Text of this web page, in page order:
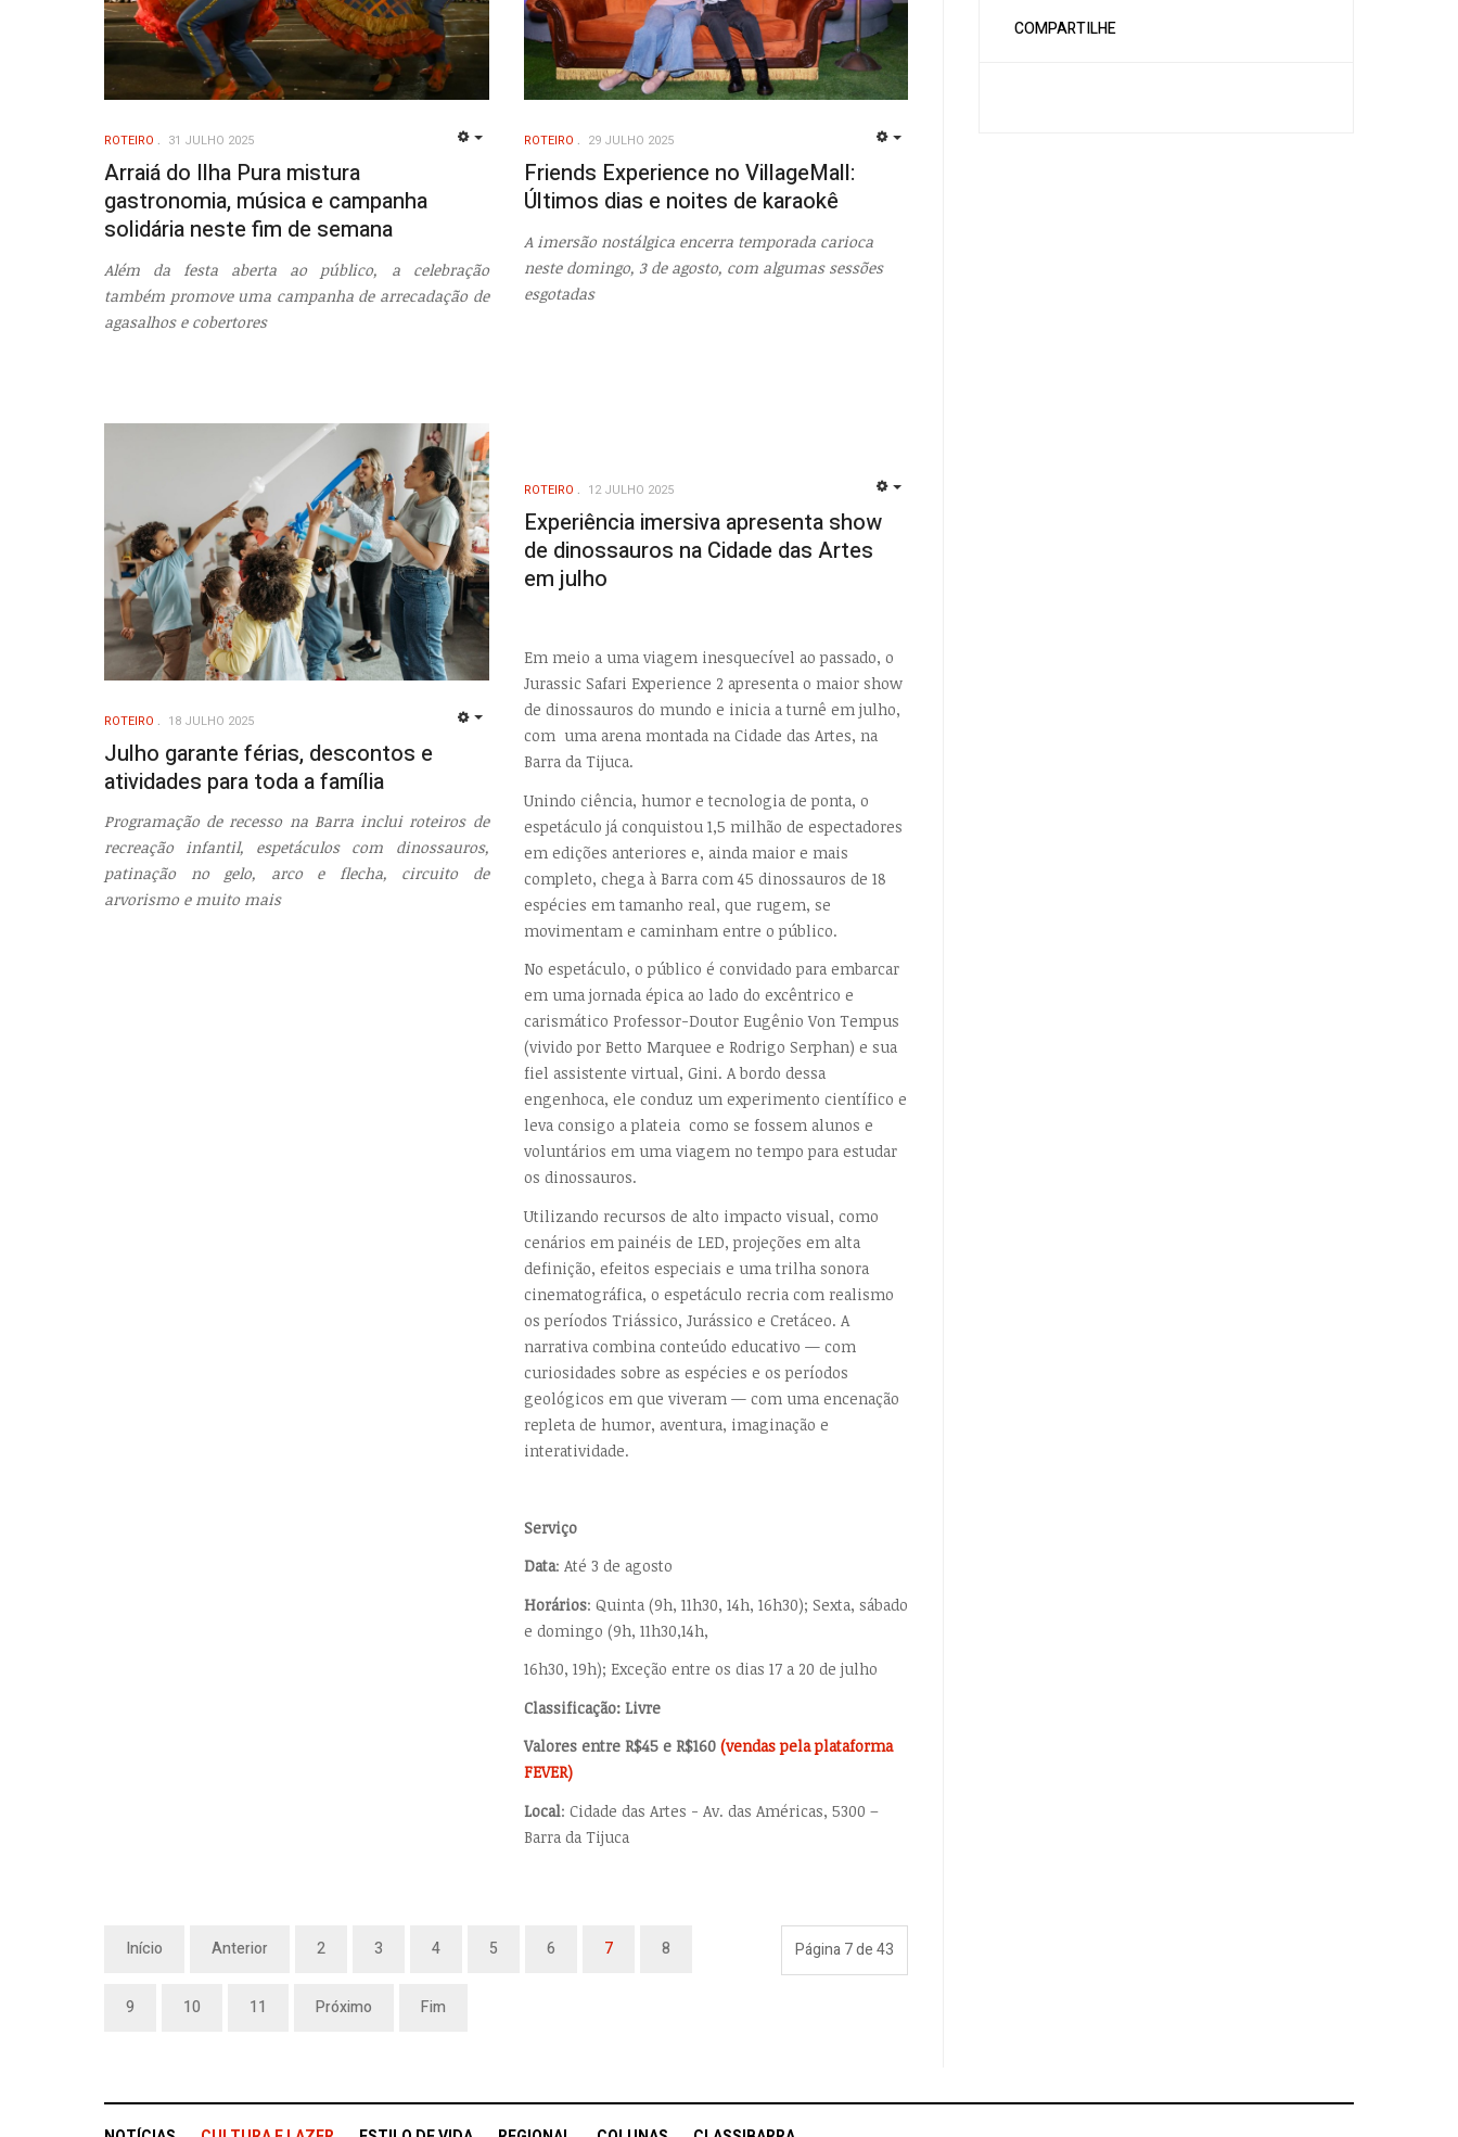
ROTEIRO 31 JULHO 2025
Arraiá do Ilha Pura mistura
gastronomia, música e campanha
solidária neste fim de semana
Além da festa aberta ao público, a celebração
também promove uma campanha de arrecadação de
agasalhos e cobertores
ROTEIRO 29 JULHO 2025
Friends Experience no VillageMall:
Últimos dias e noites de karaokê
A imersão nostálgica encerra temporada carioca
neste domingo, 3 de agosto, com algumas sessões
esgotadas
ROTEIRO 18 JULHO 2025
Julho garante férias, descontos e
atividades para toda a família
Programação de recesso na Barra inclui roteiros de
recreação infantil, espetáculos com dinossauros,
patinação no gelo, arco e flecha, circuito de
arvorismo e muito mais
ROTEIRO 12 JULHO 2025
Experiência imersiva apresenta show
de dinossauros na Cidade das Artes
em julho
Em meio a uma viagem inesquecível ao passado, o
Jurassic Safari Experience 2 apresenta o maior show
de dinossauros do mundo e inicia a turnê em julho,
com uma arena montada na Cidade das Artes, na
Barra da Tijuca.
Unindo ciência, humor e tecnologia de ponta, o
espetáculo já conquistou 1,5 milhão de espectadores
em edições anteriores e, ainda maior e mais
completo, chega à Barra com 45 dinossauros de 18
espécies em tamanho real, que rugem, se
movimentam e caminham entre o público.
No espetáculo, o público é convidado para embarcar
em uma jornada épica ao lado do excêntrico e
carismático Professor-Doutor Eugênio Von Tempus
(vivido por Betto Marquee e Rodrigo Serphan) e sua
fiel assistente virtual, Gini. A bordo dessa
engenhoca, ele conduz um experimento científico e
leva consigo a plateia como se fossem alunos e
voluntários em uma viagem no tempo para estudar
os dinossauros.
Utilizando recursos de alto impacto visual, como
cenários em painéis de LED, projeções em alta
definição, efeitos especiais e uma trilha sonora
cinematográfica, o espetáculo recria com realismo
os períodos Triássico, Jurássico e Cretáceo. A
narrativa combina conteúdo educativo — com
curiosidades sobre as espécies e os períodos
geológicos em que viveram — com uma encenação
repleta de humor, aventura, imaginação e
interatividade.
Serviço
Data: Até 3 de agosto
Horários: Quinta (9h, 11h30, 14h, 16h30); Sexta, sábado
e domingo (9h, 11h30,14h,
16h30, 19h); Exceção entre os dias 17 a 20 de julho
Classificação: Livre
Valores entre R$45 e R$160 (vendas pela plataforma
FEVER)
Local: Cidade das Artes - Av. das Américas, 5300 –
Barra da Tijuca
Página 7 de 43
Início Anterior 2 3 4 5 6 7 8
9 10 11 Próximo Fim
COMPARTILHE